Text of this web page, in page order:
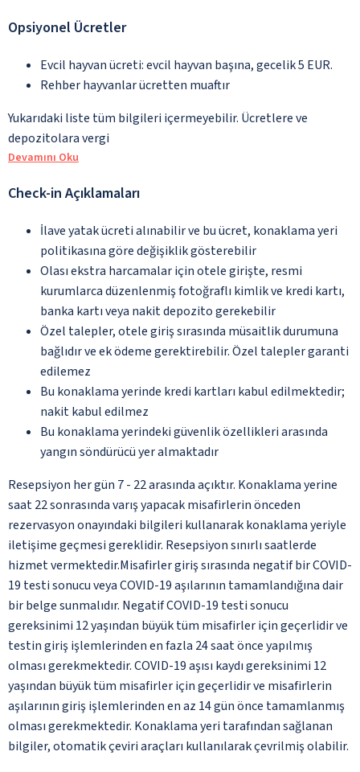
Opsiyonel Ücretler
Evcil hayvan ücreti: evcil hayvan başına, gecelik 5 EUR.
Rehber hayvanlar ücretten muaftır
Yukarıdaki liste tüm bilgileri içermeyebilir. Ücretlere ve
depozitolara vergi
Devamını Oku
Check-in Açıklamaları
İlave yatak ücreti alınabilir ve bu ücret, konaklama yeri
politikasına göre değişiklik gösterebilir
Olası ekstra harcamalar için otele girişte, resmi
kurumlarca düzenlenmiş fotoğraflı kimlik ve kredi kartı,
banka kartı veya nakit depozito gerekebilir
Özel talepler, otele giriş sırasında müsaitlik durumuna
bağlıdır ve ek ödeme gerektirebilir. Özel talepler garanti
edilemez
Bu konaklama yerinde kredi kartları kabul edilmektedir;
nakit kabul edilmez
Bu konaklama yerindeki güvenlik özellikleri arasında
yangın söndürücü yer almaktadır
Resepsiyon her gün 7 - 22 arasında açıktır. Konaklama yerine
saat 22 sonrasında varış yapacak misafirlerin önceden
rezervasyon onayındaki bilgileri kullanarak konaklama yeriyle
iletişime geçmesi gereklidir. Resepsiyon sınırlı saatlerde
hizmet vermektedir.Misafirler giriş sırasında negatif bir COVID-
19 testi sonucu veya COVID-19 aşılarının tamamlandığına dair
bir belge sunmalıdır. Negatif COVID-19 testi sonucu
gereksinimi 12 yaşından büyük tüm misafirler için geçerlidir ve
testin giriş işlemlerinden en fazla 24 saat önce yapılmış
olması gerekmektedir. COVID-19 aşısı kaydı gereksinimi 12
yaşından büyük tüm misafirler için geçerlidir ve misafirlerin
aşılarının giriş işlemlerinden en az 14 gün önce tamamlanmış
olması gerekmektedir. Konaklama yeri tarafından sağlanan
bilgiler, otomatik çeviri araçları kullanılarak çevrilmiş olabilir.